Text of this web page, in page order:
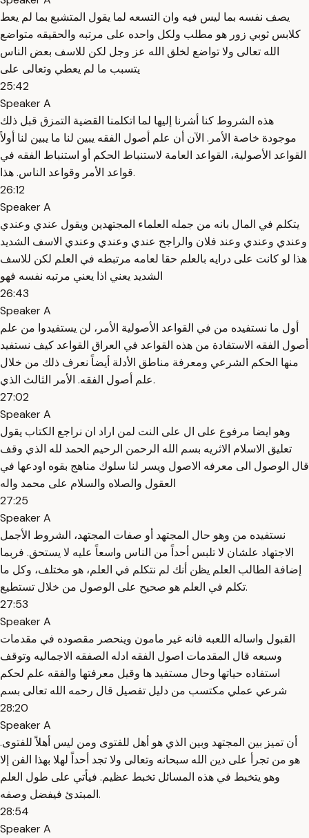
يصف نفسه بما ليس فيه وان التسعه لما يقول المتشبع بما لم يعط
كلابس ثوبي زور هو مطلب ولكل واحده على مرتبه والحقيقه متواضع
الله تعالى ولا تواضع لخلق الله عز وجل لكن للاسف بعض الناس
يتسبب ما لم يعطي وتعالى على
25:42
Speaker A
هذه الشروط كنا أشرنا إليها لما اتكلمنا القضية التمزق قبل ذلك
موجودة خاصة الأمر. الآن أن علم أصول الفقه يبين لنا ما يبين لنا أولاً
القواعد الأصولية، القواعد العامة لاستنباط الحكم أو استنباط الفقه في
قواعد الأمر وقواعد الناس. هذا.
26:12
Speaker A
يتكلم في المال بانه من جمله العلماء المجتهدين ويقول عندي وعندي
وعندي وعندي وعند فلان والراجح عندي وعندي وعندي الاسف الشديد
هذا لو كانت على درايه بالعلم حقا لعامه مرتبطه في العلم لكن للاسف
الشديد يعني اذا يعني مرتبه نفسه فهو
26:43
Speaker A
أول ما نستفيده من في القواعد الأصولية الأمر، لن يستفيدوا من علم
أصول الفقه الاستفادة من هذه القواعد في العراق القواعد كيف نستفيد
منها الحكم الشرعي ومعرفة مناطق الأدلة أيضاً نعرف ذلك من خلال
علم أصول الفقه. الأمر الثالث الذي.
27:02
Speaker A
وهو ايضا مرفوع على ال على النت لمن اراد ان نراجع الكتاب يقول
تعليق الاسلام الاثريه بسم الله الرحمن الرحيم الحمد لله الذي وقف
قال الوصول الى معرفه الاصول ويسر لنا سلوك مناهج بقوه اودعها في
العقول والصلاه والسلام على محمد واله
27:25
Speaker A
نستفيده من وهو حال المجتهد أو صفات المجتهد، الشروط الأجمل
الاجتهاد علشان لا تلبس أحداً من الناس واسعاً عليه لا يستحق. فربما
إضافة الطالب العلم يظن أنك لم نتكلم في العلم، هو مختلف، وكل ما
تكلم في العلم هو صحيح على الوصول من خلال تستطيع.
27:53
Speaker A
القبول واساله اللعبه فانه غير مامون وينحصر مقصوده في مقدمات
وسبعه قال المقدمات اصول الفقه ادله الصفقه الاجماليه وتوقف
استفاده حياتها وحال مستفيد ها وقيل معرفتها والفقه علم لحكم
شرعي عملي مكتسب من دليل تفصيل قال رحمه الله تعالى بسم
28:20
Speaker A
أن تميز بين المجتهد وبين الذي هو أهل للفتوى ومن ليس أهلاً للفتوى.
هو من تجرأ على دين الله سبحانه وتعالى ولا تجد أحداً لهلا بهذا الفن إلا
وهو يتخبط في هذه المسائل تخبط عظيم. فيأتي على طول العلم
المبتدئ فيفضل وصفه.
28:54
Speaker A